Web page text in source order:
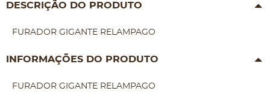
DESCRIÇÃO DO PRODUTO
FURADOR GIGANTE RELAMPAGO
INFORMAÇÕES DO PRODUTO
FURADOR GIGANTE RELAMPAGO